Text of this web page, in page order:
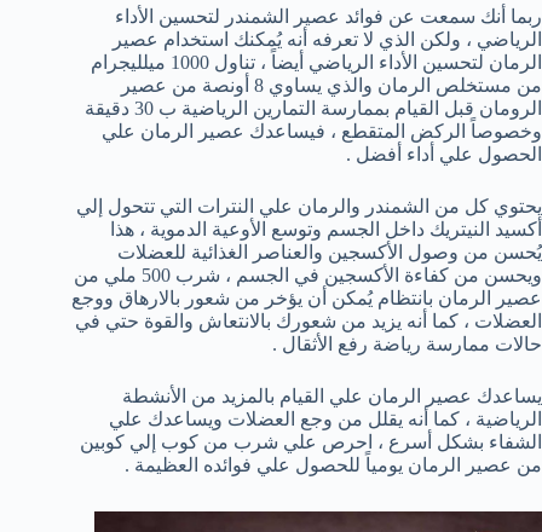
ربما أنك سمعت عن فوائد عصير الشمندر لتحسين الأداء
الرياضي ، ولكن الذي لا تعرفه أنه يُمكنك استخدام عصير
الرمان لتحسين الأداء الرياضي أيضاً ، تناول 1000 ميلليجرام
من مستخلص الرمان والذي يساوي 8 أونصة من عصير
الرومان قبل القيام بممارسة التمارين الرياضية ب 30 دقيقة
وخصوصاً الركض المتقطع ، فيساعدك عصير الرمان علي
الحصول علي أداء أفضل .
يحتوي كل من الشمندر والرمان علي النترات التي تتحول إلي
أكسيد النيتريك داخل الجسم وتوسع الأوعية الدموية ، هذا
يُحسن من وصول الأكسجين والعناصر الغذائية للعضلات
ويحسن من كفاءة الأكسجين في الجسم ، شرب 500 ملي من
عصير الرمان بانتظام يُمكن أن يؤخر من شعور بالارهاق ووجع
العضلات ، كما أنه يزيد من شعورك بالانتعاش والقوة حتي في
حالات ممارسة رياضة رفع الأثقال .
يساعدك عصير الرمان علي القيام بالمزيد من الأنشطة
الرياضية ، كما أنه يقلل من وجع العضلات ويساعدك علي
الشفاء بشكل أسرع ، احرص علي شرب من كوب إلي كوبين
من عصير الرمان يومياً للحصول علي فوائده العظيمة .